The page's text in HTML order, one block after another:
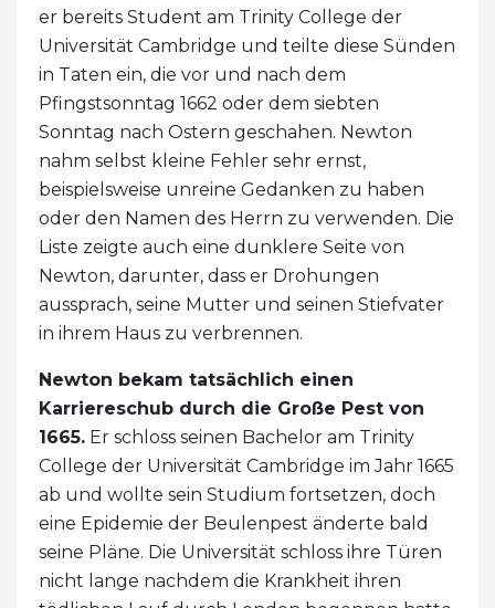
er bereits Student am Trinity College der
Universität Cambridge und teilte diese Sünden
in Taten ein, die vor und nach dem
Pfingstsonntag 1662 oder dem siebten
Sonntag nach Ostern geschahen. Newton
nahm selbst kleine Fehler sehr ernst,
beispielsweise unreine Gedanken zu haben
oder den Namen des Herrn zu verwenden. Die
Liste zeigte auch eine dunklere Seite von
Newton, darunter, dass er Drohungen
aussprach, seine Mutter und seinen Stiefvater
in ihrem Haus zu verbrennen.
Newton bekam tatsächlich einen
Karriereschub durch die Große Pest von
1665. Er schloss seinen Bachelor am Trinity
College der Universität Cambridge im Jahr 1665
ab und wollte sein Studium fortsetzen, doch
eine Epidemie der Beulenpest änderte bald
seine Pläne. Die Universität schloss ihre Türen
nicht lange nachdem die Krankheit ihren